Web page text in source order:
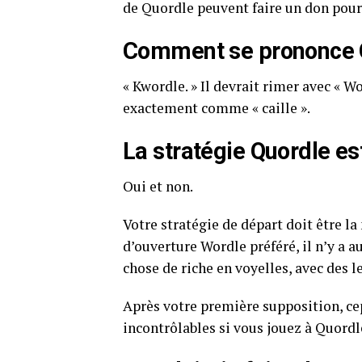
de Quordle peuvent faire un don
Comment se prononce
« Kwordle. » Il devrait rimer avec «
exactement comme « caille ».
La stratégie Quordle
Oui et non.
Votre stratégie de départ doit être la
d’ouverture Wordle préféré, il n’y a
chose de riche en voyelles, avec des
Après votre première supposition,
incontrôlables si vous jouez à